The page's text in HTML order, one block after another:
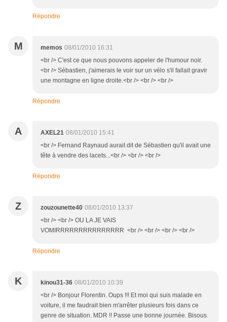
Répondre
M memos 08/01/2010 16:31
<br /> C'est ce que nous pouvons appeler de l'humour noir.
<br /> Sébastien, j'aimerais le voir sur un vélo s'il fallait gravir
une montagne en ligne droite.<br /> <br /> <br />
Répondre
A AXEL21 08/01/2010 15:41
<br /> Fernand Raynaud aurait dit de Sébastien qu'il avait une
tête à vendre des lacets...<br /> <br /> <br />
Répondre
Z zouzounette40 08/01/2010 13:37
<br /> <br /> OU LA JE VAIS
VOMIRRRRRRRRRRRRRRR <br /> <br /> <br /> <br />
Répondre
K kinou31-36 08/01/2010 10:39
<br /> Bonjour Florentin. Oups !!! Et moi qui suis malade en
voiture, il me faudrait bien m'arrêter plusieurs fois dans ce
genre de situation. MDR !! Passe une bonne journée. Bisous.